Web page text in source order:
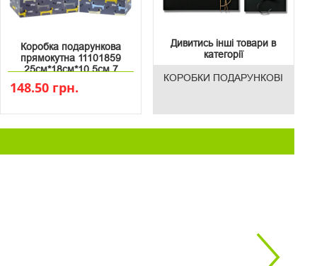
Коробка подарункова
прямокутна 11101859
25см*18см*10.5см 7
148.50 грн.
Дивитись інші товари в
категорії
КОРОБКИ ПОДАРУНКОВІ